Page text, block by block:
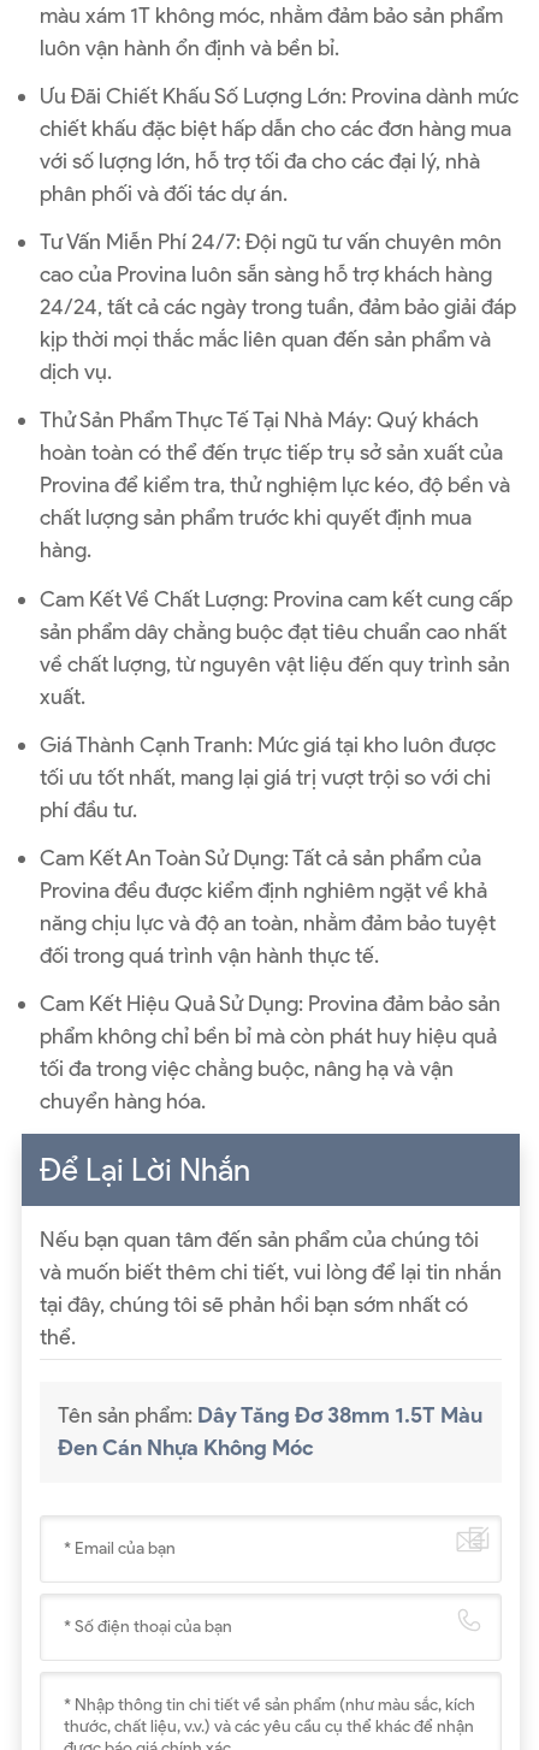
màu xám 1T không móc, nhằm đảm bảo sản phẩm
luôn vận hành ổn định và bền bỉ.
Ưu Đãi Chiết Khấu Số Lượng Lớn: Provina dành mức
chiết khấu đặc biệt hấp dẫn cho các đơn hàng mua
với số lượng lớn, hỗ trợ tối đa cho các đại lý, nhà
phân phối và đối tác dự án.
Tư Vấn Miễn Phí 24/7: Đội ngũ tư vấn chuyên môn
cao của Provina luôn sẵn sàng hỗ trợ khách hàng
24/24, tất cả các ngày trong tuần, đảm bảo giải đáp
kịp thời mọi thắc mắc liên quan đến sản phẩm và
dịch vụ.
Thử Sản Phẩm Thực Tế Tại Nhà Máy: Quý khách
hoàn toàn có thể đến trực tiếp trụ sở sản xuất của
Provina để kiểm tra, thử nghiệm lực kéo, độ bền và
chất lượng sản phẩm trước khi quyết định mua
hàng.
Cam Kết Về Chất Lượng: Provina cam kết cung cấp
sản phẩm dây chằng buộc đạt tiêu chuẩn cao nhất
về chất lượng, từ nguyên vật liệu đến quy trình sản
xuất.
Giá Thành Cạnh Tranh: Mức giá tại kho luôn được
tối ưu tốt nhất, mang lại giá trị vượt trội so với chi
phí đầu tư.
Cam Kết An Toàn Sử Dụng: Tất cả sản phẩm của
Provina đều được kiểm định nghiêm ngặt về khả
năng chịu lực và độ an toàn, nhằm đảm bảo tuyệt
đối trong quá trình vận hành thực tế.
Cam Kết Hiệu Quả Sử Dụng: Provina đảm bảo sản
phẩm không chỉ bền bỉ mà còn phát huy hiệu quả
tối đa trong việc chằng buộc, nâng hạ và vận
chuyển hàng hóa.
Để Lại Lời Nhắn
Nếu bạn quan tâm đến sản phẩm của chúng tôi
và muốn biết thêm chi tiết, vui lòng để lại tin nhắn
tại đây, chúng tôi sẽ phản hồi bạn sớm nhất có
thể.
Tên sản phẩm: Dây Tăng Đơ 38mm 1.5T Màu
Đen Cán Nhựa Không Móc